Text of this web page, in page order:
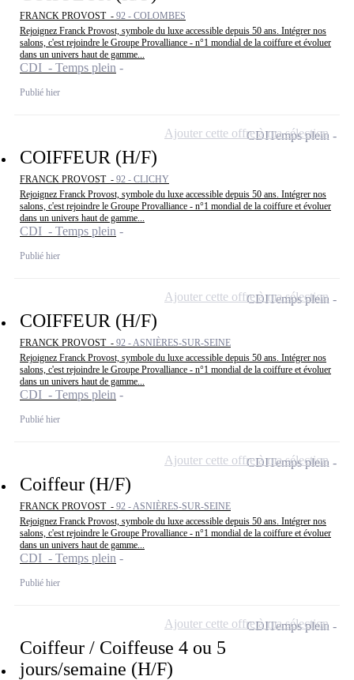
FRANCK PROVOST - 92 - COLOMBES
Rejoignez Franck Provost, symbole du luxe accessible depuis 50 ans. Intégrer nos
salons, c'est rejoindre le Groupe Provalliance - n°1 mondial de la coiffure et évoluer
dans un univers haut de gamme...
CDI - Temps plein
Publié hier
COIFFEUR (H/F)
FRANCK PROVOST - 92 - CLICHY
Rejoignez Franck Provost, symbole du luxe accessible depuis 50 ans. Intégrer nos
salons, c'est rejoindre le Groupe Provalliance - n°1 mondial de la coiffure et évoluer
dans un univers haut de gamme...
CDI - Temps plein
Publié hier
CDITemps plein
Ajouter cette offre à ma sélection
COIFFEUR (H/F)
FRANCK PROVOST - 92 - ASNIÈRES-SUR-SEINE
Rejoignez Franck Provost, symbole du luxe accessible depuis 50 ans. Intégrer nos
salons, c'est rejoindre le Groupe Provalliance - n°1 mondial de la coiffure et évoluer
dans un univers haut de gamme...
CDI - Temps plein
Publié hier
CDITemps plein
Ajouter cette offre à ma sélection
Coiffeur (H/F)
FRANCK PROVOST - 92 - ASNIÈRES-SUR-SEINE
Rejoignez Franck Provost, symbole du luxe accessible depuis 50 ans. Intégrer nos
salons, c'est rejoindre le Groupe Provalliance - n°1 mondial de la coiffure et évoluer
dans un univers haut de gamme...
CDI - Temps plein
Publié hier
CDITemps plein
Ajouter cette offre à ma sélection
Coiffeur / Coiffeuse 4 ou 5
jours/semaine (H/F)
CDITemps plein
Ajouter cette offre à ma sélection